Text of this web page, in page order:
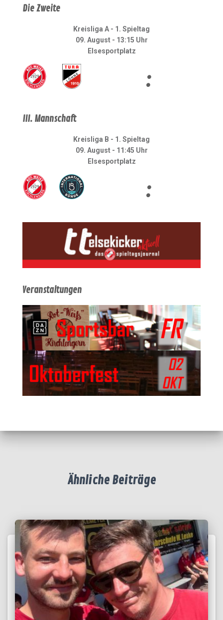
Die Zweite
Kreisliga A - 1. Spieltag
09. August - 13:15 Uhr
Elsesportplatz
:
III. Mannschaft
Kreisliga B - 1. Spieltag
09. August - 11:45 Uhr
Elsesportplatz
:
Veranstaltungen
Ähnliche Beiträge